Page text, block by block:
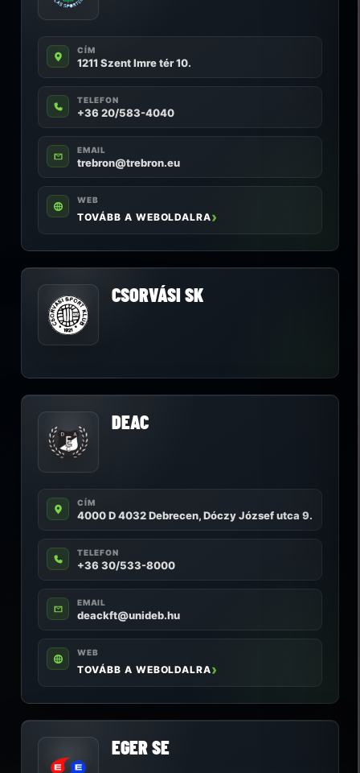
CÍM
1211 Szent Imre tér 10.
TELEFON
+36 20/583-4040
EMAIL
trebron@trebron.eu
WEB
TOVÁBB A WEBOLDALRA
CSORVÁSI SK
DEAC
CÍM
4000 D 4032 Debrecen, Dóczy József utca 9.
TELEFON
+36 30/533-8000
EMAIL
deackft@unideb.hu
WEB
TOVÁBB A WEBOLDALRA
EGER SE